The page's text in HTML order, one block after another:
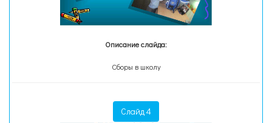
Описание слайда:
Сборы в школу
Слайд 4